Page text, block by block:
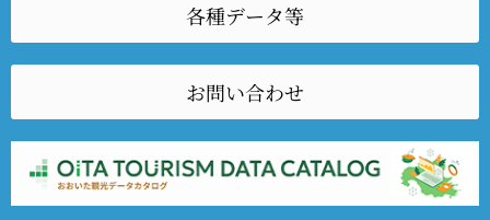
各種データ等
お問い合わせ